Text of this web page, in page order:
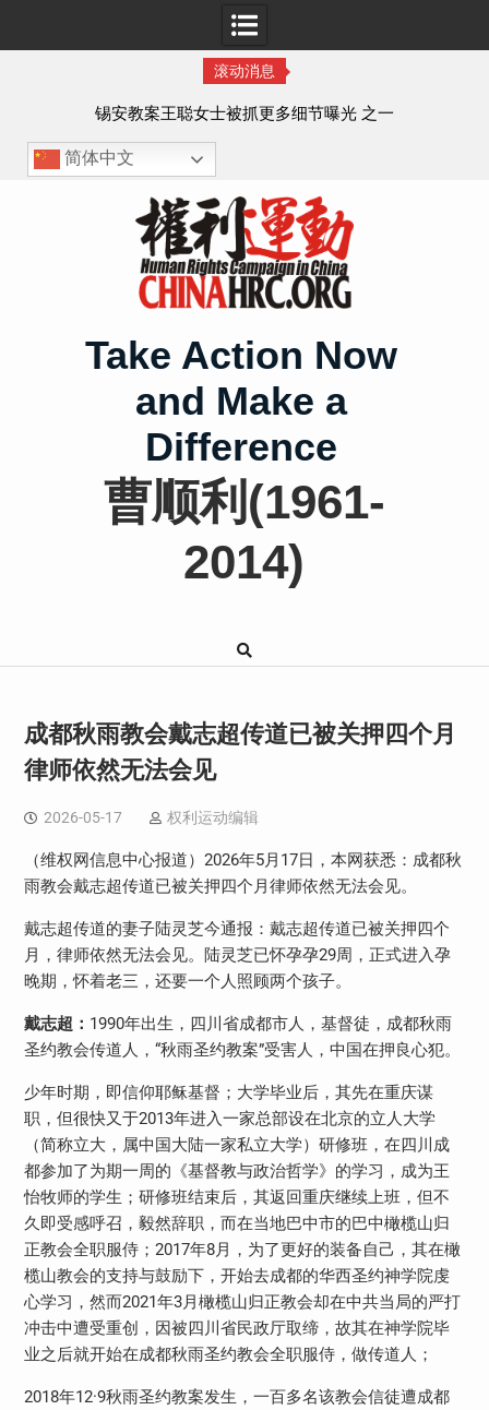
滚动消息
锡安教案王聪女士被抓更多细节曝光 之一
简体中文
Take Action Now
and Make a
Difference
曹顺利(1961-
2014)
成都秋雨教会戴志超传道已被关押四个月
律师依然无法会见
2026-05-17 权利运动编辑
（维权网信息中心报道） 2026年5月 17日，本网获悉：成都秋
雨教会戴志超传道已被关押四个月律师依然无法会见。
戴志超传道的妻子陆灵芝今通报：戴志超传道已被关押四个
月，律师依然无法会见。陆灵芝已怀孕孕29周，正式进入孕
晚期，怀着老三，还要一个人照顾两个孩子。
戴志超： 1990年出生，四川省成都市人，基督徒，成都秋雨
圣约教会传道人，“秋雨圣约教案”受害人，中国在押良心犯。
少年时期，即信仰耶稣基督；大学毕业后，其先在重庆谋
职，但很快又于2013年进入一家总部设在北京的立人大学
（简称立大，属中国大陆一家私立大学）研修班，在四川成
都参加了为期一周的《基督教与政治哲学》的学习，成为王
怡牧师的学生；研修班结束后，其返回重庆继续上班，但不
久即受感呼召，毅然辞职，而在当地巴中市的巴中橄榄山归
正教会全职服侍； 2017年8月，为了更好的装备自己，其在橄
榄山教会的支持与鼓励下，开始去成都的华西圣约神学院虔
心学习，然而2021年3月橄榄山归正教会却在中共当局的严打
冲击中遭受重创，因被四川省民政厅取缔，故其在神学院毕
业之后就开始在成都秋雨圣约教会全职服侍，做传道人；
2018年12·9秋雨圣约教案发生，一百多名该教会信徒遭成都